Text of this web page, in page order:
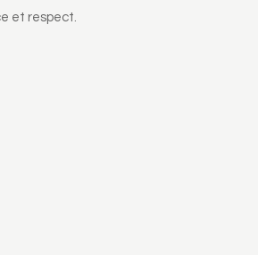
et respect.